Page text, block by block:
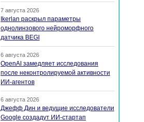
7 августа 2026
Ikerlan раскрыл параметры
однолинзового нейроморфного
датчика BEGI
6 августа 2026
OpenAI замедляет исследования
после неконтролируемой активности
ИИ-агентов
6 августа 2026
Джефф Дин и ведущие исследователи
Google создадут ИИ-стартап